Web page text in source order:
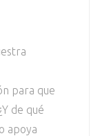
para que
de qué
apoya